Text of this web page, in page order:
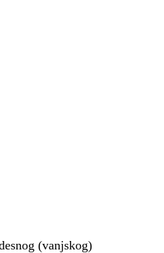
(vanjskog)